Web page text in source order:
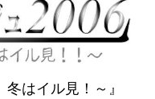
はイル見！～』